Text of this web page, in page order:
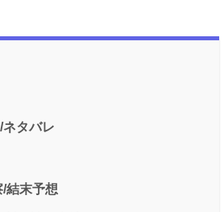
タバレ
結末予想